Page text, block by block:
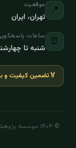
📍 موقعیت
تهران، ایران
⏰ ساعات
شنبه تا چهارشنبه
🏅تضمین کیفیت و
© ۱۴۰۳ موسسه پژوهشی